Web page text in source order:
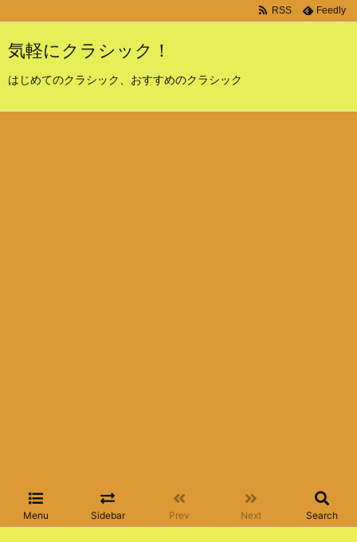
気軽にクラシック！
はじめてのクラシック、おすすめのクラシック
Menu Sidebar Prev Next Search
RSS Feedly